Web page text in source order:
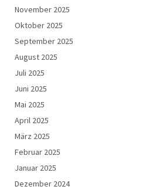
November 2025
Oktober 2025
September 2025
August 2025
Juli 2025
Juni 2025
Mai 2025
April 2025
März 2025
Februar 2025
Januar 2025
Dezember 2024